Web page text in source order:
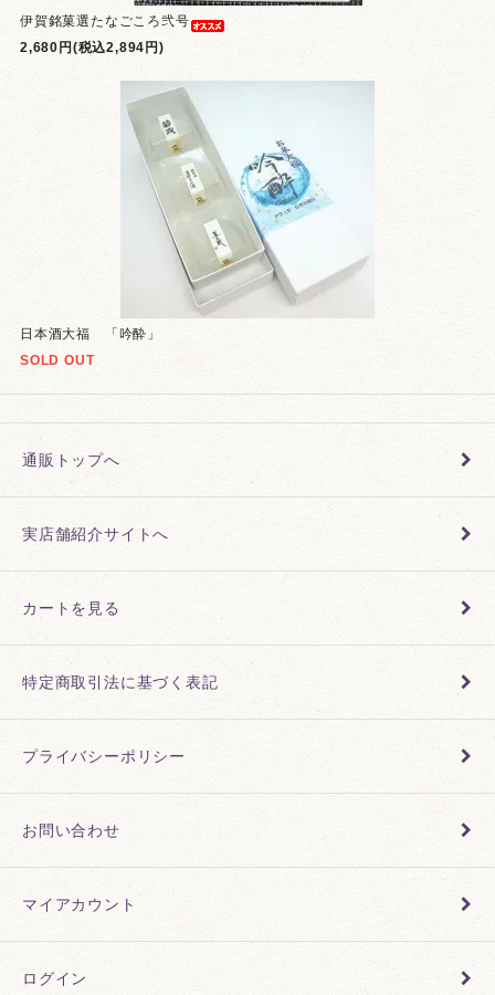
伊賀銘菓選たなごころ弐号
2,680円(税込2,894円)
日本酒大福 「吟酔」
SOLD OUT
通販トップへ
実店舗紹介サイトへ
カートを見る
特定商取引法に基づく表記
プライバシーポリシー
お問い合わせ
マイアカウント
ログイン